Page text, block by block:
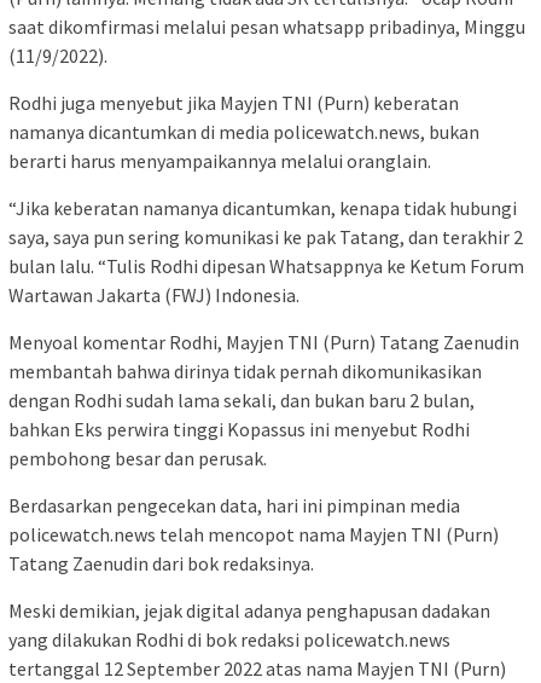
saat dikomfirmasi melalui pesan whatsapp pribadinya, Minggu
(11/9/2022).
Rodhi juga menyebut jika Mayjen TNI (Purn) keberatan
namanya dicantumkan di media policewatch.news, bukan
berarti harus menyampaikannya melalui oranglain.
“Jika keberatan namanya dicantumkan, kenapa tidak hubungi
saya, saya pun sering komunikasi ke pak Tatang, dan terakhir 2
bulan lalu. “Tulis Rodhi dipesan Whatsappnya ke Ketum Forum
Wartawan Jakarta (FWJ) Indonesia.
Menyoal komentar Rodhi, Mayjen TNI (Purn) Tatang Zaenudin
membantah bahwa dirinya tidak pernah dikomunikasikan
dengan Rodhi sudah lama sekali, dan bukan baru 2 bulan,
bahkan Eks perwira tinggi Kopassus ini menyebut Rodhi
pembohong besar dan perusak.
Berdasarkan pengecekan data, hari ini pimpinan media
policewatch.news telah mencopot nama Mayjen TNI (Purn)
Tatang Zaenudin dari bok redaksinya.
Meski demikian, jejak digital adanya penghapusan dadakan
yang dilakukan Rodhi di bok redaksi policewatch.news
tertanggal 12 September 2022 atas nama Mayjen TNI (Purn)